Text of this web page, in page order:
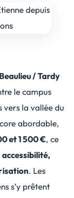
/ Tardy
le campus
vers la vallée du
abordable,
et 1 500 €, ce
accessibilité,
. Les
s’y prêtent